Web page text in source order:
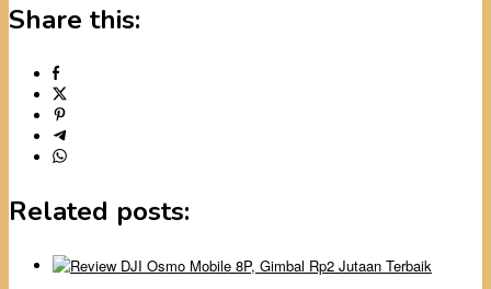
Share this:
Related posts: